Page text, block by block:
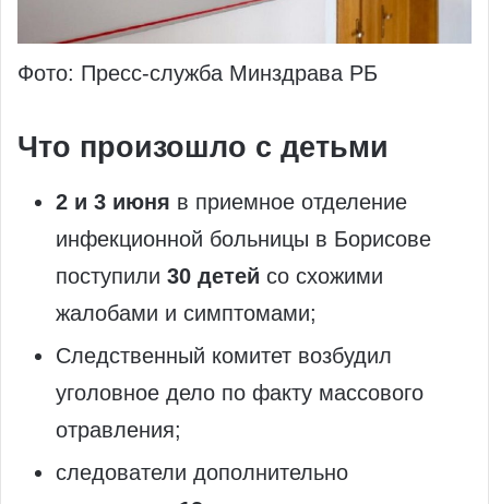
Фото: Пресс-служба Минздрава РБ
Что произошло с детьми
2 и 3 июня в приемное отделение
инфекционной больницы в Борисове
поступили 30 детей со схожими
жалобами и симптомами;
Следственный комитет возбудил
уголовное дело по факту массового
отравления;
следователи дополнительно